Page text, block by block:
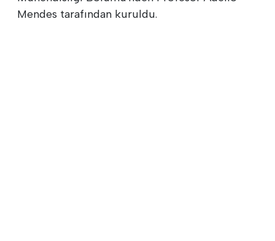
Mendes tarafından kuruldu.